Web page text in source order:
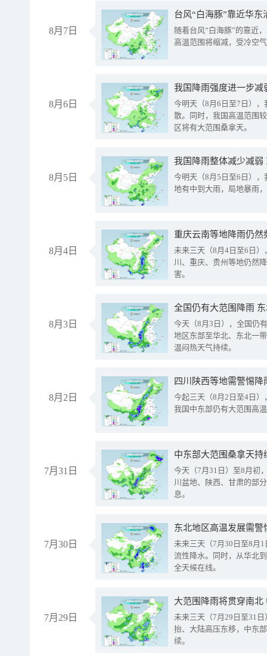
8月7日
台风“白海豚”靠近华
随着台风“白海豚”的靠近
高温范围将缩减，受冷空
8月6日
今明天（8月6日至7日）
散。同时，我国高温范围
区将有大范围桑拿天。
8月5日
我国降雨整体减少减弱
今明天（8月5日至6日）
地有中到大雨，局地暴雨
8月4日
重庆云南等地降雨仍然
未来三天（8月4日至6日
川、重庆、贵州等地仍然
害。
8月3日
全国仍有大范围降雨
今天（8月3日），全国仍
地区东部至华北、东北一
温闷热天气持续。
8月2日
今起三天（8月2日至4日
我国中东部仍有大范围高
7月31日
中东部大范围桑拿天
今天（7月31日）至8月初
川盆地、陕西、甘肃的部
息。
7月30日
东北地区高温发展需
未来三天（7月30日至8月
流性降水。同时，从华北
全天候在线。
7月29日
大范围降雨将贯穿南
未来三天（7月29日至31
抬、大陆高压东移，中东
续。